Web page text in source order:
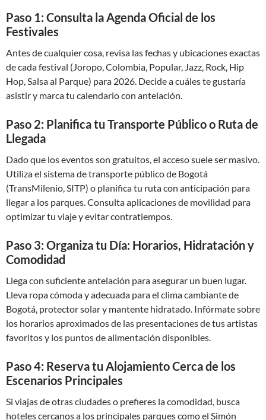
Paso 1: Consulta la Agenda Oficial de los
Festivales
Antes de cualquier cosa, revisa las fechas y ubicaciones exactas
de cada festival (Joropo, Colombia, Popular, Jazz, Rock, Hip
Hop, Salsa al Parque) para 2026. Decide a cuáles te gustaría
asistir y marca tu calendario con antelación.
Paso 2: Planifica tu Transporte Público o Ruta de
Llegada
Dado que los eventos son gratuitos, el acceso suele ser masivo.
Utiliza el sistema de transporte público de Bogotá
(TransMilenio, SITP) o planifica tu ruta con anticipación para
llegar a los parques. Consulta aplicaciones de movilidad para
optimizar tu viaje y evitar contratiempos.
Paso 3: Organiza tu Día: Horarios, Hidratación y
Comodidad
Llega con suficiente antelación para asegurar un buen lugar.
Lleva ropa cómoda y adecuada para el clima cambiante de
Bogotá, protector solar y mantente hidratado. Infórmate sobre
los horarios aproximados de las presentaciones de tus artistas
favoritos y los puntos de alimentación disponibles.
Paso 4: Reserva tu Alojamiento Cerca de los
Escenarios Principales
Si viajas de otras ciudades o prefieres la comodidad, busca
hoteles cercanos a los principales parques como el Simón